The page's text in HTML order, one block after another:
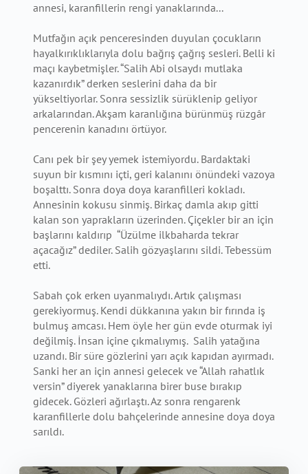
annesi, karanfillerin rengi yanaklarında...
Mutfağın açık penceresinden duyulan çocukların
hayalkırıklıklarıyla dolu bağrış çağrış sesleri. Belli ki
maçı kaybetmişler. “Salih Abi olsaydı mutlaka
kazanırdık” derken seslerini daha da bir
yükseltiyorlar. Sonra sessizlik sürüklenip geliyor
arkalarından. Akşam karanlığına bürünmüş rüzgâr
pencerenin kanadını örtüyor.
Canı pek bir şey yemek istemiyordu. Bardaktaki
suyun bir kısmını içti, geri kalanını önündeki vazoya
boşalttı. Sonra doya doya karanfilleri kokladı.
Annesinin kokusu sinmiş. Birkaç damla akıp gitti
kalan son yaprakların üzerinden. Çiçekler bir an için
başlarını kaldırıp “Üzülme ilkbaharda tekrar
açacağız” dediler. Salih gözyaşlarını sildi. Tebessüm
etti.
Sabah çok erken uyanmalıydı. Artık çalışması
gerekiyormuş. Kendi dükkanına yakın bir fırında iş
bulmuş amcası. Hem öyle her gün evde oturmak iyi
değilmiş. İnsan içine çıkmalıymış. Salih yatağına
uzandı. Bir süre gözlerini yarı açık kapıdan ayırmadı.
Sanki her an için annesi gelecek ve “Allah rahatlık
versin” diyerek yanaklarına birer buse bırakıp
gidecek. Gözleri ağırlaştı. Az sonra rengarenk
karanfillerle dolu bahçelerinde annesine doya doya
sarıldı.